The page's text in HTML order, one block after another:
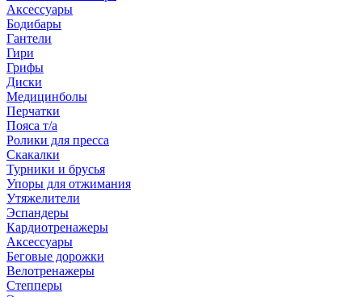
Аксессуары
Бодибары
Гантели
Гири
Грифы
Диски
Медицинболы
Перчатки
Пояса т/а
Ролики для пресса
Скакалки
Турники и брусья
Упоры для отжимания
Утяжелители
Эспандеры
Кардиотренажеры
Аксессуары
Беговые дорожки
Велотренажеры
Степперы